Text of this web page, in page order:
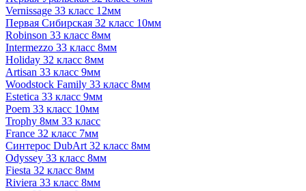
Vernissage 33 класс 12мм
Первая Сибирская 32 класс 10мм
Robinson 33 класс 8мм
Intermezzo 33 класс 8мм
Holiday 32 класс 8мм
Artisan 33 класс 9мм
Woodstock Family 33 класс 8мм
Estetica 33 класс 9мм
Poem 33 класс 10мм
Trophy 8мм 33 класс
France 32 класс 7мм
Синтерос DubArt 32 класс 8мм
Odyssey 33 класс 8мм
Fiesta 32 класс 8мм
Riviera 33 класс 8мм